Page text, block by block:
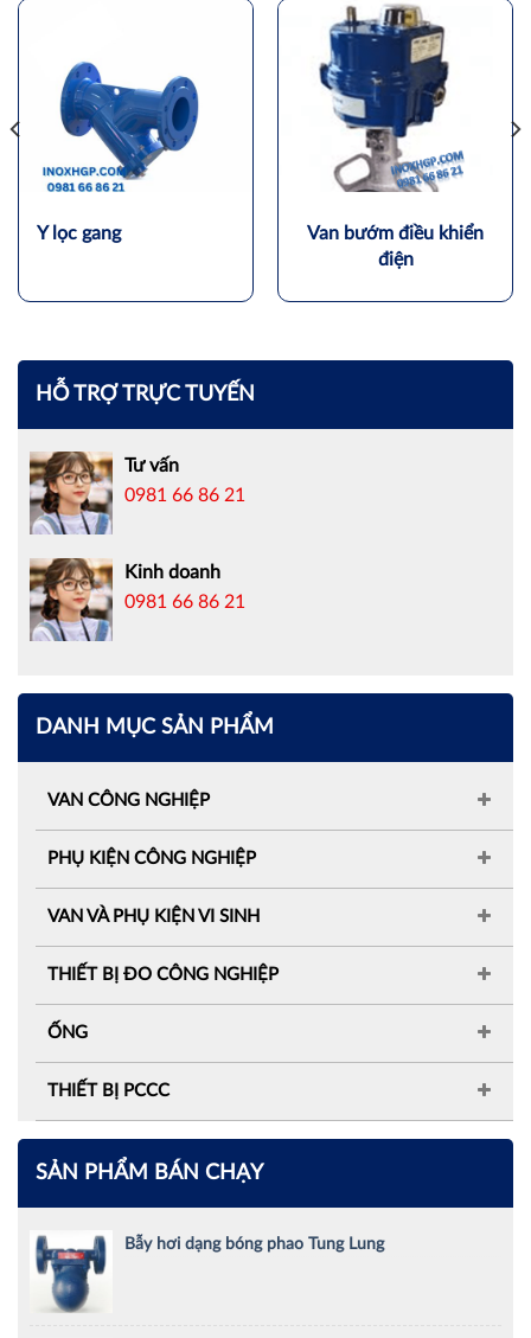
Y lọc gang
Van bướm điều khiển
điện
HỖ TRỢ TRỰC TUYẾN
Tư vấn
0981 66 86 21
Kinh doanh
0981 66 86 21
DANH MỤC SẢN PHẨM
VAN CÔNG NGHIỆP
PHỤ KIỆN CÔNG NGHIỆP
VAN VÀ PHỤ KIỆN VI SINH
THIẾT BỊ ĐO CÔNG NGHIỆP
ỐNG
THIẾT BỊ PCCC
SẢN PHẨM BÁN CHẠY
Bẫy hơi dạng bóng phao Tung Lung